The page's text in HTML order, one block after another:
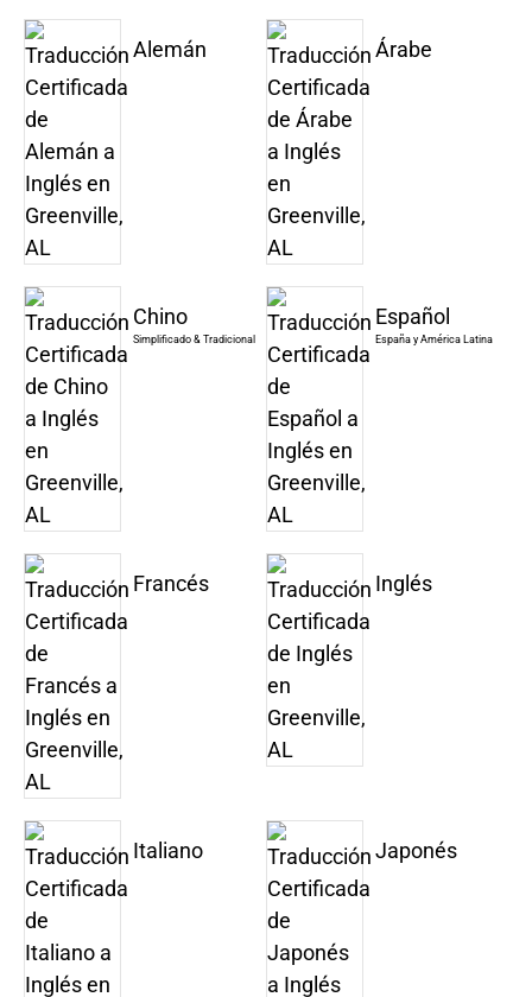
Alemán Árabe
Chino
Simplificado & Tradicional
Español
España y América Latina
Francés Inglés
Italiano Japonés